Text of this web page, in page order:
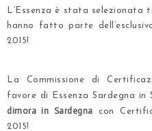
L’Essenza è stata selezionata
hanno fatto parte
2015!
La Commissione di
favore di Essenza Sardegna in
dimora in Sardegna con
2015!